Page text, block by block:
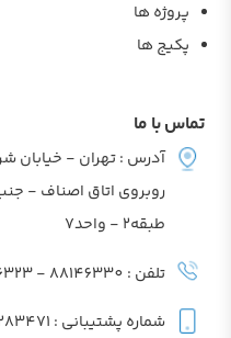
پروژه ها
پکیج ها
تماس با ما
آدرس : تهران - خیابان
طبقه2 - واحد7
تلفن : 88146330 - 88146323
شماره پشتیبانی : 09905283471